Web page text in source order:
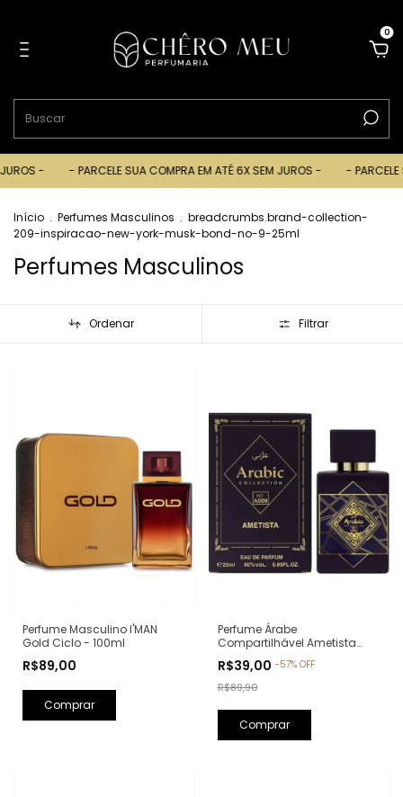
0
- - PARCELE SUA COMPRA EM ATÉ 6X SEM JUROS - - PARCELE
Início . Perfumes Masculinos . breadcrumbs.brand-collection-
209-inspiracao-new-york-musk-bond-no-9-25ml
Perfumes Masculinos
Ordenar Filtrar
Perfume Masculino I'MAN
Gold Ciclo - 100ml
R$89,00
Perfume Árabe
Compartilhável Ametista
25ml (Ref. Olfativa: Bade'e Al
Oud Amethyst Lattafa)
R$39,00 -57% OFF
R$89,90